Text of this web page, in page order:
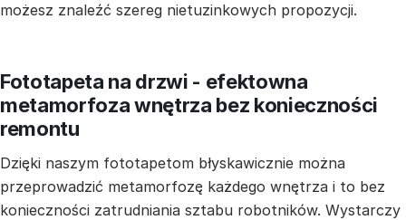
możesz znaleźć szereg nietuzinkowych propozycji.
Fototapeta na drzwi - efektowna
metamorfoza wnętrza bez konieczności
remontu
Dzięki naszym fototapetom błyskawicznie można
przeprowadzić metamorfozę każdego wnętrza i to bez
konieczności zatrudniania sztabu robotników. Wystarczy